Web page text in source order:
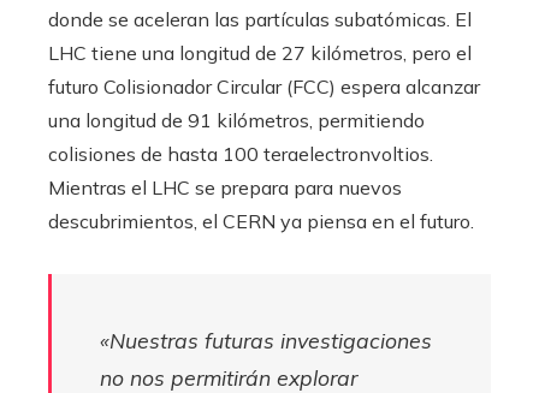
donde se aceleran las partículas subatómicas. El
LHC tiene una longitud de 27 kilómetros, pero el
futuro Colisionador Circular (FCC) espera alcanzar
una longitud de 91 kilómetros, permitiendo
colisiones de hasta 100 teraelectronvoltios.
Mientras el LHC se prepara para nuevos
descubrimientos, el CERN ya piensa en el futuro.
«Nuestras futuras investigaciones
no nos permitirán explorar